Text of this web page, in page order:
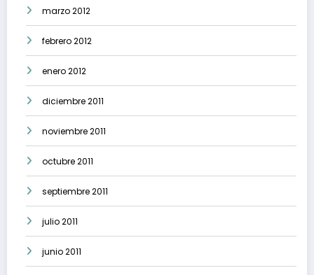
marzo 2012
febrero 2012
enero 2012
diciembre 2011
noviembre 2011
octubre 2011
septiembre 2011
julio 2011
junio 2011